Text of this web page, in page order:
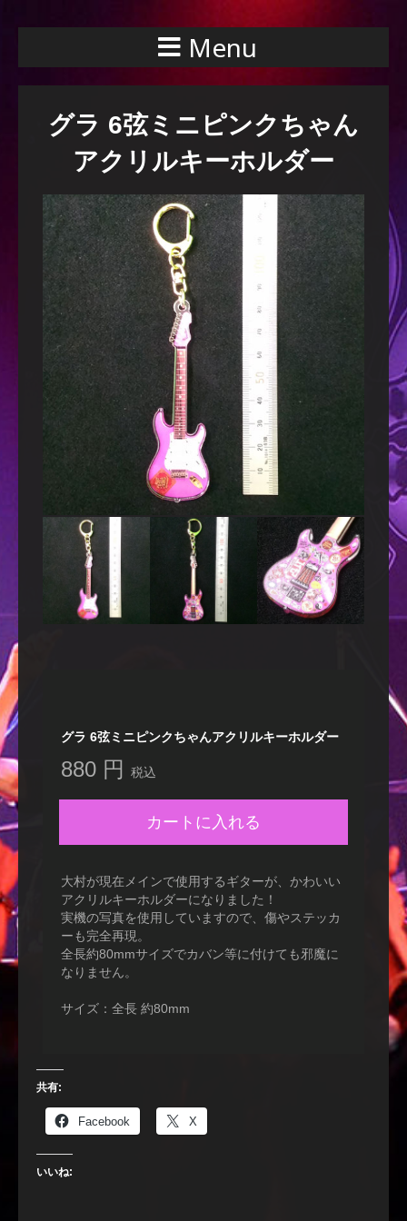
Menu
グラ 6弦ミニピンクちゃん
アクリルキーホルダー
グラ 6弦ミニピンクちゃんアクリルキーホルダー
880 円税込
カートに入れる
大村が現在メインで使用するギターが、かわいい
アクリルキーホルダーになりました！
実機の写真を使用していますので、傷やステッカ
ーも完全再現。
全長約80mmサイズでカバン等に付けても邪魔に
なりません。
サイズ：全長 約80mm
共有:
Facebook X
いいね: